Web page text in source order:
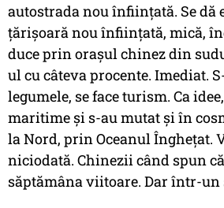
autostrada nou înființată. Se dă
țărișoară nou înființată, mică,
duce prin orașul chinez din
ul cu câteva procente. Imediat.
legumele, se face turism. Ca
maritime și s-au mutat și în
la Nord, prin Oceanul Înghețat.
niciodată. Chinezii când spun
săptămâna viitoare. Dar într-un